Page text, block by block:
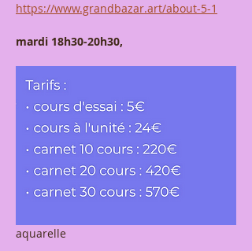
https://www.grandbazar.art/about-5-1
mardi 18h30-20h30,
aquarelle